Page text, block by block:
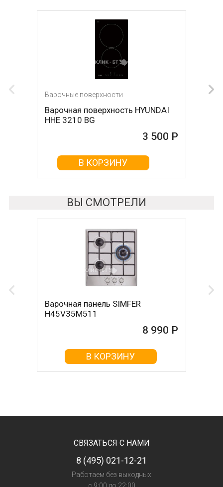
Варочные поверхности
Варочная поверхность HYUNDAI
HHE 3210 BG
3 500 Р
В КОРЗИНУ
Варочные поверхности
Варочная поверхность DARINA
1T17 BGС 341 12 B
3 680 Р
В КОРЗИНУ
ВЫ СМОТРЕЛИ
Варочная панель SIMFER
H45V35M511
8 990 Р
В КОРЗИНУ
СВЯЗАТЬСЯ С НАМИ
8 (495) 021-12-21
Работаем без выходных